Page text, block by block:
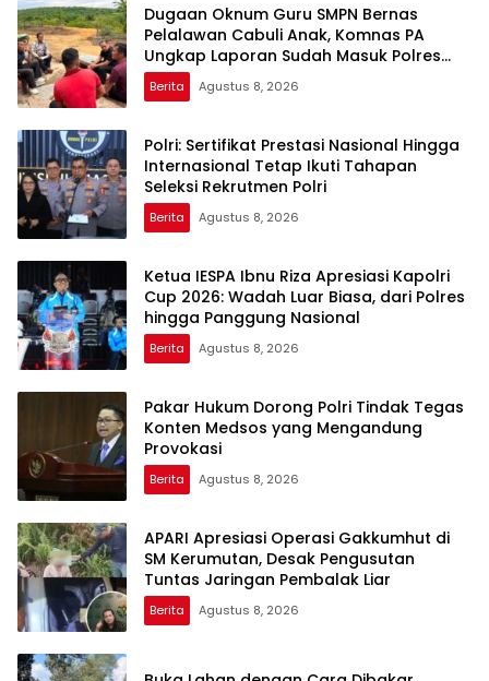
Dugaan Oknum Guru SMPN Bernas
Pelalawan Cabuli Anak, Komnas PA
Ungkap Laporan Sudah Masuk Polres
Sejak Juli
Berita Agustus 8, 2026
Polri: Sertifikat Prestasi Nasional Hingga
Internasional Tetap Ikuti Tahapan
Seleksi Rekrutmen Polri
Berita Agustus 8, 2026
Ketua IESPA Ibnu Riza Apresiasi Kapolri
Cup 2026: Wadah Luar Biasa, dari Polres
hingga Panggung Nasional
Berita Agustus 8, 2026
Pakar Hukum Dorong Polri Tindak Tegas
Konten Medsos yang Mengandung
Provokasi
Berita Agustus 8, 2026
APARI Apresiasi Operasi Gakkumhut di
SM Kerumutan, Desak Pengusutan
Tuntas Jaringan Pembalak Liar
Berita Agustus 8, 2026